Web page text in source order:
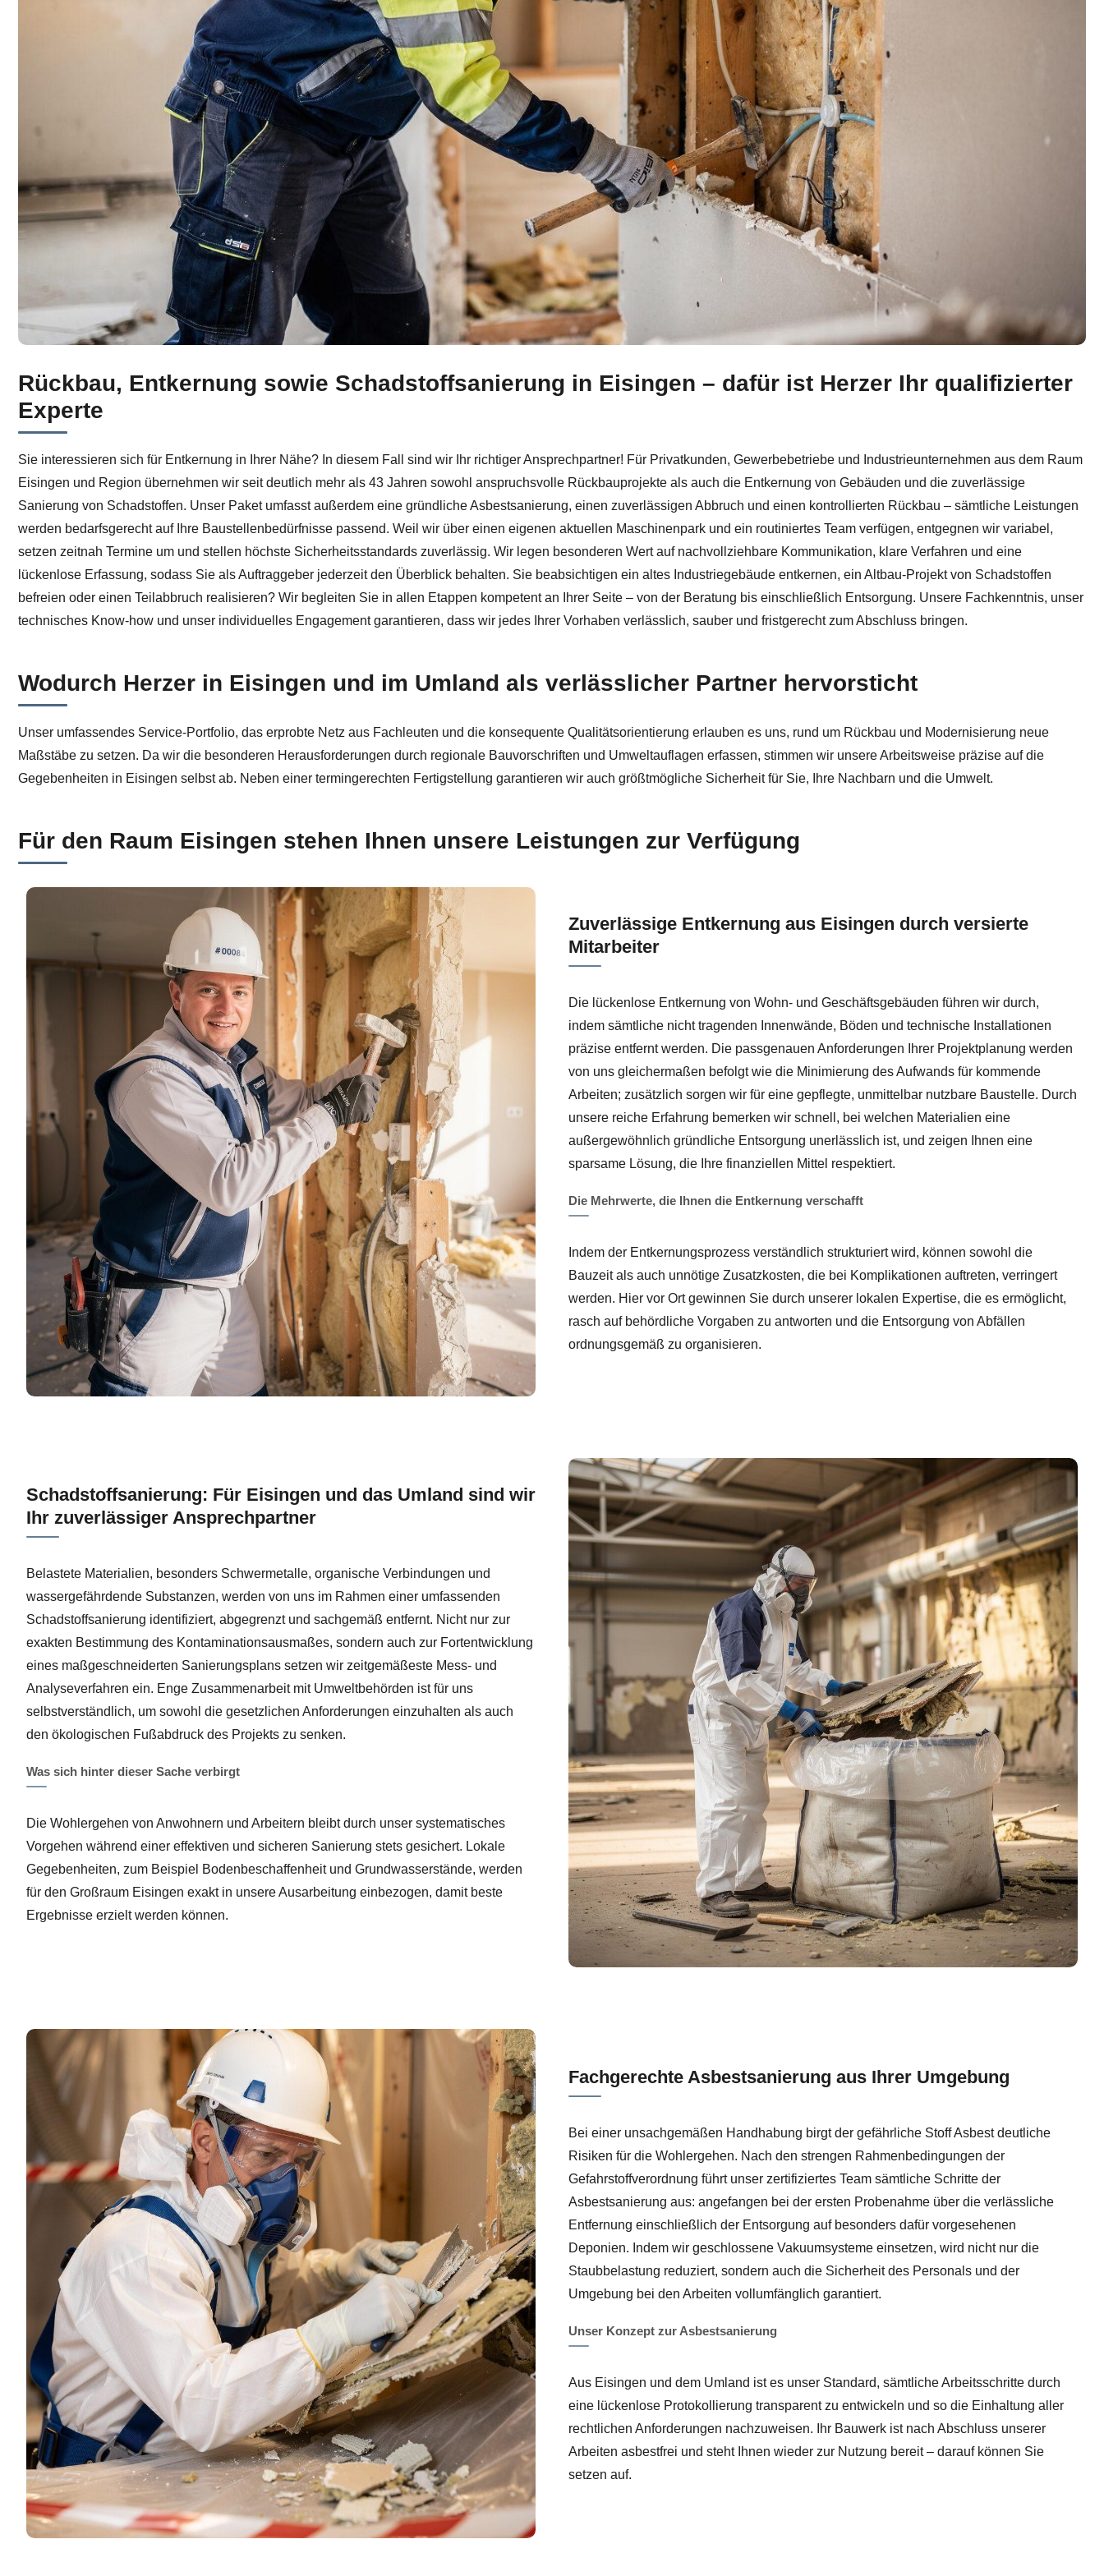
Entkernung in Eisingen – erkunden bei ↗️Herzer sowie ✓Abbruch, Asbestsanierung, Schadstoffsanierung, Rückbau. Für ✓Asbestsanierung, ✓Entkernung,
Rückbau, Entkernung sowie Schadstoffsanierung in Eisingen – dafür ist Herzer Ihr qualifizierter
Experte
Sie interessieren sich für Entkernung in Ihrer Nähe? In diesem Fall sind wir Ihr richtiger Ansprechpartner! Für Privatkunden, Gewerbebetriebe und Industrieunternehmen aus dem Raum
Eisingen und Region übernehmen wir seit deutlich mehr als 43 Jahren sowohl anspruchsvolle Rückbauprojekte als auch die Entkernung von Gebäuden und die zuverlässige
Sanierung von Schadstoffen. Unser Paket umfasst außerdem eine gründliche Asbestsanierung, einen zuverlässigen Abbruch und einen kontrollierten Rückbau – sämtliche Leistungen
werden bedarfsgerecht auf Ihre Baustellenbedürfnisse passend. Weil wir über einen eigenen aktuellen Maschinenpark und ein routiniertes Team verfügen, entgegnen wir variabel,
setzen zeitnah Termine um und stellen höchste Sicherheitsstandards zuverlässig. Wir legen besonderen Wert auf nachvollziehbare Kommunikation, klare Verfahren und eine
lückenlose Erfassung, sodass Sie als Auftraggeber jederzeit den Überblick behalten. Sie beabsichtigen ein altes Industriegebäude entkernen, ein Altbau-Projekt von Schadstoffen
befreien oder einen Teilabbruch realisieren? Wir begleiten Sie in allen Etappen kompetent an Ihrer Seite – von der Beratung bis einschließlich Entsorgung. Unsere Fachkenntnis, unser
technisches Know-how und unser individuelles Engagement garantieren, dass wir jedes Ihrer Vorhaben verlässlich, sauber und fristgerecht zum Abschluss bringen.
Wodurch Herzer in Eisingen und im Umland als verlässlicher Partner hervorsticht
Unser umfassendes Service-Portfolio, das erprobte Netz aus Fachleuten und die konsequente Qualitätsorientierung erlauben es uns, rund um Rückbau und Modernisierung neue
Maßstäbe zu setzen. Da wir die besonderen Herausforderungen durch regionale Bauvorschriften und Umweltauflagen erfassen, stimmen wir unsere Arbeitsweise präzise auf die
Gegebenheiten in Eisingen selbst ab. Neben einer termingerechten Fertigstellung garantieren wir auch größtmögliche Sicherheit für Sie, Ihre Nachbarn und die Umwelt.
Für den Raum Eisingen stehen Ihnen unsere Leistungen zur Verfügung
Zuverlässige Entkernung aus Eisingen durch versierte
Mitarbeiter
Die lückenlose Entkernung von Wohn- und Geschäftsgebäuden führen wir durch,
indem sämtliche nicht tragenden Innenwände, Böden und technische Installationen
präzise entfernt werden. Die passgenauen Anforderungen Ihrer Projektplanung werden
von uns gleichermaßen befolgt wie die Minimierung des Aufwands für kommende
Arbeiten; zusätzlich sorgen wir für eine gepflegte, unmittelbar nutzbare Baustelle. Durch
unsere reiche Erfahrung bemerken wir schnell, bei welchen Materialien eine
außergewöhnlich gründliche Entsorgung unerlässlich ist, und zeigen Ihnen eine
sparsame Lösung, die Ihre finanziellen Mittel respektiert.
Die Mehrwerte, die Ihnen die Entkernung verschafft
Indem der Entkernungsprozess verständlich strukturiert wird, können sowohl die
Bauzeit als auch unnötige Zusatzkosten, die bei Komplikationen auftreten, verringert
werden. Hier vor Ort gewinnen Sie durch unserer lokalen Expertise, die es ermöglicht,
rasch auf behördliche Vorgaben zu antworten und die Entsorgung von Abfällen
ordnungsgemäß zu organisieren.
Schadstoffsanierung: Für Eisingen und das Umland sind wir
Ihr zuverlässiger Ansprechpartner
Belastete Materialien, besonders Schwermetalle, organische Verbindungen und
wassergefährdende Substanzen, werden von uns im Rahmen einer umfassenden
Schadstoffsanierung identifiziert, abgegrenzt und sachgemäß entfernt. Nicht nur zur
exakten Bestimmung des Kontaminationsausmaßes, sondern auch zur Fortentwicklung
eines maßgeschneiderten Sanierungsplans setzen wir zeitgemäßeste Mess- und
Analyseverfahren ein. Enge Zusammenarbeit mit Umweltbehörden ist für uns
selbstverständlich, um sowohl die gesetzlichen Anforderungen einzuhalten als auch
den ökologischen Fußabdruck des Projekts zu senken.
Was sich hinter dieser Sache verbirgt
Die Wohlergehen von Anwohnern und Arbeitern bleibt durch unser systematisches
Vorgehen während einer effektiven und sicheren Sanierung stets gesichert. Lokale
Gegebenheiten, zum Beispiel Bodenbeschaffenheit und Grundwasserstände, werden
für den Großraum Eisingen exakt in unsere Ausarbeitung einbezogen, damit beste
Ergebnisse erzielt werden können.
Fachgerechte Asbestsanierung aus Ihrer Umgebung
Bei einer unsachgemäßen Handhabung birgt der gefährliche Stoff Asbest deutliche
Risiken für die Wohlergehen. Nach den strengen Rahmenbedingungen der
Gefahrstoffverordnung führt unser zertifiziertes Team sämtliche Schritte der
Asbestsanierung aus: angefangen bei der ersten Probenahme über die verlässliche
Entfernung einschließlich der Entsorgung auf besonders dafür vorgesehenen
Deponien. Indem wir geschlossene Vakuumsysteme einsetzen, wird nicht nur die
Staubbelastung reduziert, sondern auch die Sicherheit des Personals und der
Umgebung bei den Arbeiten vollumfänglich garantiert.
Unser Konzept zur Asbestsanierung
Aus Eisingen und dem Umland ist es unser Standard, sämtliche Arbeitsschritte durch
eine lückenlose Protokollierung transparent zu entwickeln und so die Einhaltung aller
rechtlichen Anforderungen nachzuweisen. Ihr Bauwerk ist nach Abschluss unserer
Arbeiten asbestfrei und steht Ihnen wieder zur Nutzung bereit – darauf können Sie
setzen auf.